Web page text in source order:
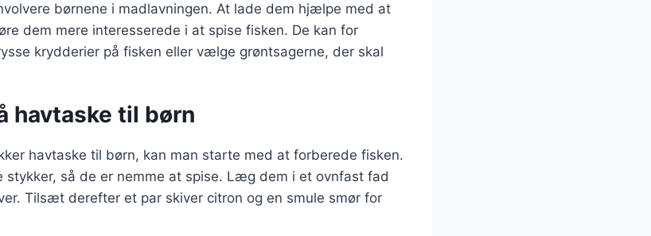
børnene i madlavningen. At lade dem hjælpe med at
dem mere interesserede i at spise fisken. De kan for
krydderier på fisken eller vælge grøntsagerne, der skal
havtaske til børn
havtaske til børn, kan man starte med at forberede fisken.
stykker, så de er nemme at spise. Læg dem i et ovnfast fad
Tilsæt derefter et par skiver citron og en smule smør for